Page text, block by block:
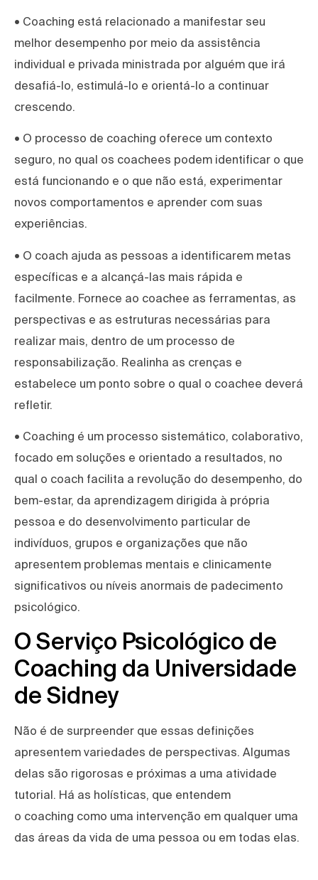
• Coaching está relacionado a manifestar seu
melhor desempenho por meio da assistência
individual e privada ministrada por alguém que irá
desafiá-lo, estimulá-lo e orientá-lo a continuar
crescendo.
• O processo de coaching oferece um contexto
seguro, no qual os coachees podem identificar o que
está funcionando e o que não está, experimentar
novos comportamentos e aprender com suas
experiências.
• O coach ajuda as pessoas a identificarem metas
específicas e a alcançá-las mais rápida e
facilmente. Fornece ao coachee as ferramentas, as
perspectivas e as estruturas necessárias para
realizar mais, dentro de um processo de
responsabilização. Realinha as crenças e
estabelece um ponto sobre o qual o coachee deverá
refletir.
• Coaching é um processo sistemático, colaborativo,
focado em soluções e orientado a resultados, no
qual o coach facilita a revolução do desempenho, do
bem-estar, da aprendizagem dirigida à própria
pessoa e do desenvolvimento particular de
indivíduos, grupos e organizações que não
apresentem problemas mentais e clinicamente
significativos ou níveis anormais de padecimento
psicológico.
O Serviço Psicológico de
Coaching da Universidade
de Sidney
Não é de surpreender que essas definições
apresentem variedades de perspectivas. Algumas
delas são rigorosas e próximas a uma atividade
tutorial. Há as holísticas, que entendem
o coaching como uma intervenção em qualquer uma
das áreas da vida de uma pessoa ou em todas elas.